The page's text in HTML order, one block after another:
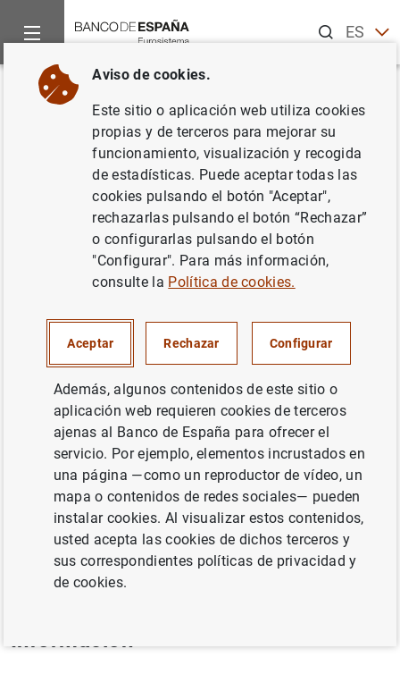
ESEN
Inicio Noticias y eventos
Volver
Memoria de Reclamaciones
Publicación de la Memoria de Reclamaciones
correspondiente a 2025.
ejercicio. Se indican, entre otras cuestiones, las materias
sobre las que versan las reclamaciones presentadas, así
como las entidades afectadas por las mismas, y se
expone la normativa de transparencia y criterios de
buenas prácticas aplicados en las resoluciones emitidas
durante el año correspondiente.
Memoria de Reclamaciones
*Fecha de publicación contemplada salvo imprevistos.
Información
Aviso de cookies.
Este sitio o aplicación web utiliza cookies
propias y de terceros para mejorar su
funcionamiento, visualización y recogida
de estadísticas. Puede aceptar todas las
cookies pulsando el botón "Aceptar",
rechazarlas pulsando el botón “Rechazar”
o configurarlas pulsando el botón
"Configurar". Para más información,
consulte la Política de cookies.
Aceptar Rechazar Configurar
Además, algunos contenidos de este sitio o
aplicación web requieren cookies de terceros
ajenas al Banco de España para ofrecer el
servicio. Por ejemplo, elementos incrustados en
una página —como un reproductor de vídeo, un
mapa o contenidos de redes sociales— pueden
instalar cookies. Al visualizar estos contenidos,
usted acepta las cookies de dichos terceros y
sus correspondientes políticas de privacidad y
de cookies.